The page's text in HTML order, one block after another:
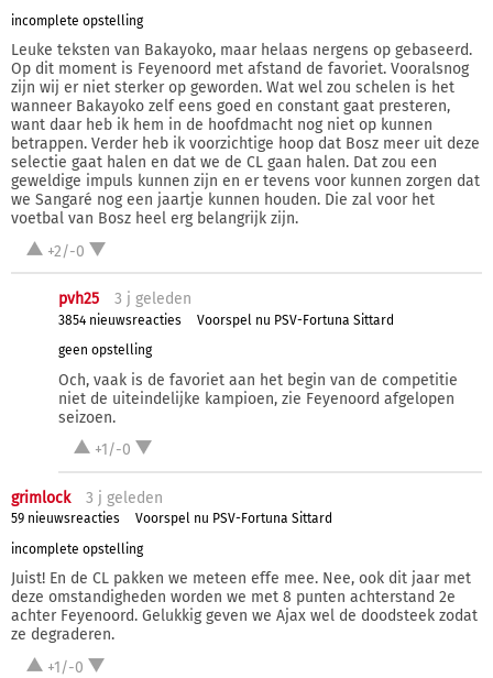
incomplete opstelling
Leuke teksten van Bakayoko, maar helaas nergens op gebaseerd.
Op dit moment is Feyenoord met afstand de favoriet. Vooralsnog
zijn wij er niet sterker op geworden. Wat wel zou schelen is het
wanneer Bakayoko zelf eens goed en constant gaat presteren,
want daar heb ik hem in de hoofdmacht nog niet op kunnen
betrappen. Verder heb ik voorzichtige hoop dat Bosz meer uit deze
selectie gaat halen en dat we de CL gaan halen. Dat zou een
geweldige impuls kunnen zijn en er tevens voor kunnen zorgen dat
we Sangaré nog een jaartje kunnen houden. Die zal voor het
voetbal van Bosz heel erg belangrijk zijn.
+2/-0
pvh25 3 j geleden
3854 nieuwsreacties
Voorspel nu PSV-Fortuna Sittard
geen opstelling
Och, vaak is de favoriet aan het begin van de competitie
niet de uiteindelijke kampioen, zie Feyenoord afgelopen
seizoen.
+1/-0
grimlock 3 j geleden
59 nieuwsreacties
Voorspel nu PSV-Fortuna Sittard
incomplete opstelling
Juist! En de CL pakken we meteen effe mee. Nee, ook dit jaar met
deze omstandigheden worden we met 8 punten achterstand 2e
achter Feyenoord. Gelukkig geven we Ajax wel de doodsteek zodat
ze degraderen.
+1/-0